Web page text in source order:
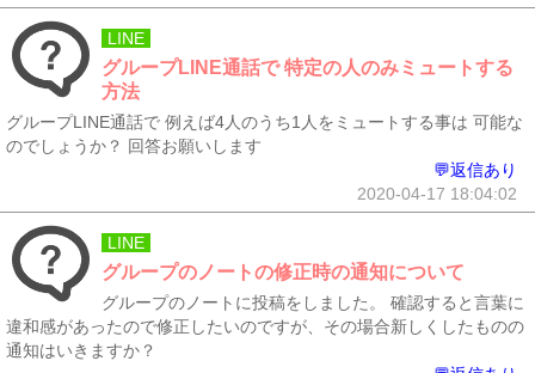
LINE
グループLINE通話で 特定の人のみミュートする
方法
グループLINE通話で 例えば4人のうち1人をミュートする事は 可能な
のでしょうか？ 回答お願いします
💬返信あり
2020-04-17 18:04:02
LINE
グループのノートの修正時の通知について
グループのノートに投稿をしました。 確認すると言葉に
違和感があったので修正したいのですが、その場合新しくしたものの
通知はいきますか？